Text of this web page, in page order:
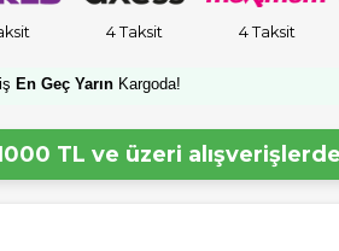
4 Taksit 4 Taksit
En Geç Yarın Kargoda!
TL ve üzeri alışverişlerde